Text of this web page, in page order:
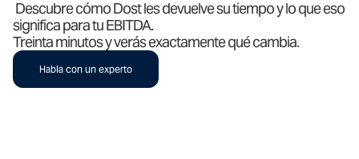
Descubre cómo Dost les devuelve su tiempo y lo que eso
significa para tu EBITDA.
Treinta minutos y verás exactamente qué cambia.
Habla con un experto